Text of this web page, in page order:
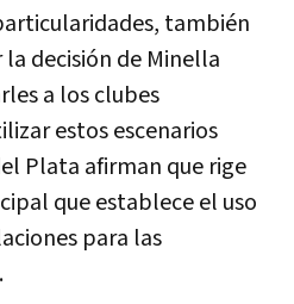
también
decisión de Minella
a los clubes
estos escenarios
Plata afirman que rige
que establece el uso
para las